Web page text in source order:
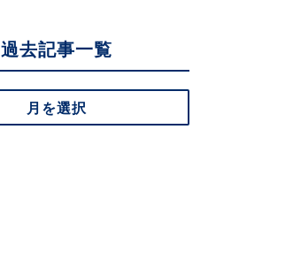
過去記事一覧
月を選択